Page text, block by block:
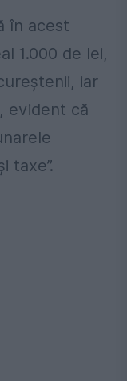
în acest
1.000 de lei,
iar
evident că
taxe”.